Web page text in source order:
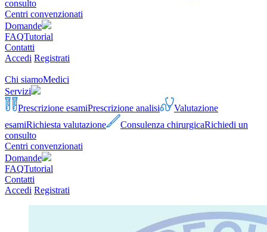
consulto
Centri convenzionati
Domande
FAQTutorial
Contatti
Accedi Registrati
Chi siamoMedici
Servizi
Prescrizione esamiPrescrizione analisi
Valutazione
esamiRichiesta valutazione Consulenza chirurgicaRichiedi un
consulto
Centri convenzionati
Domande
FAQTutorial
Contatti
Accedi Registrati